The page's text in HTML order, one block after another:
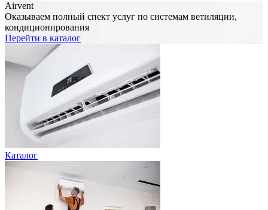
Airvent
Оказываем полный спект услуг по системам ветиляции,
кондиционирования
Перейти в каталог
Каталог